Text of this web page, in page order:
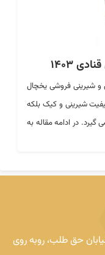
1403
و شیرینی فروشی یخچال
شیرینی و کیک بلکه
گیرد. در ادامه مقاله به
حق طلب، روبه روی